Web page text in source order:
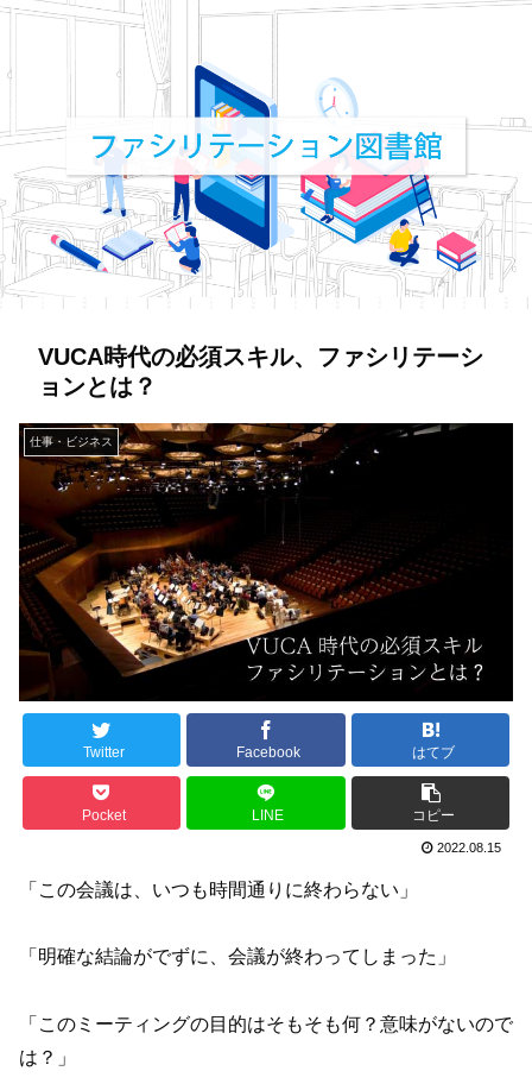
VUCA時代の必須スキル、ファシリテーシ
ョンとは？
仕事・ビジネス
Twitter Facebook はてブ
Pocket LINE コピー
2022.08.15
「この会議は、いつも時間通りに終わらない」
「明確な結論がでずに、会議が終わってしまった」
「このミーティングの目的はそもそも何？意味がないので
は？」